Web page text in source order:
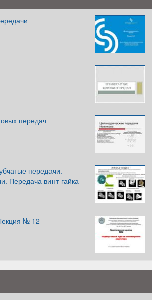
передач
передачи.
Передача винт-гайка
№ 12